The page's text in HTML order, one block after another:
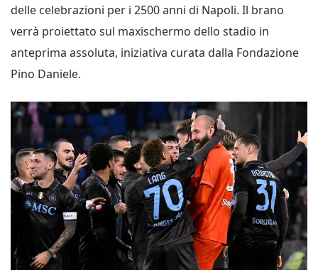
delle celebrazioni per i 2500 anni di Napoli. Il brano
verrà proiettato sul maxischermo dello stadio in
anteprima assoluta, iniziativa curata dalla Fondazione
Pino Daniele.